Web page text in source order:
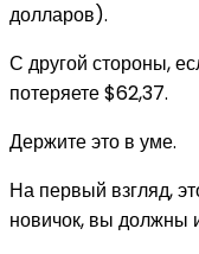
долларов).
С другой стороны,
потеряете $62,37.
Держите это в уме.
На первый взгляд,
новичок, вы должны